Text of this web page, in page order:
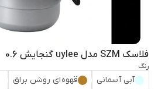
فلاسک SZM مدل uylee گنجایش 0.6
رنگ
آبی آسمانی قهوه‌ای روشن براق